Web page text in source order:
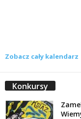
Zobacz cały kalendarz
Konkursy